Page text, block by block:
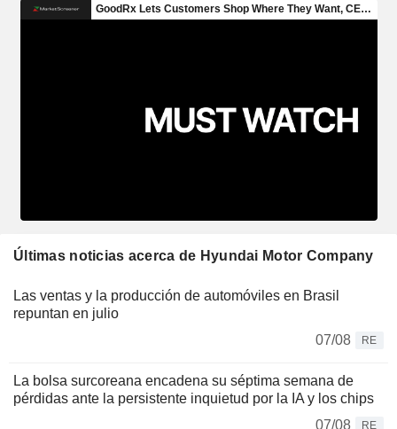
Últimas noticias acerca de Hyundai Motor Company
Las ventas y la producción de automóviles en Brasil
repuntan en julio
07/08
RE
La bolsa surcoreana encadena su séptima semana de
pérdidas ante la persistente inquietud por la IA y los chips
07/08
RE